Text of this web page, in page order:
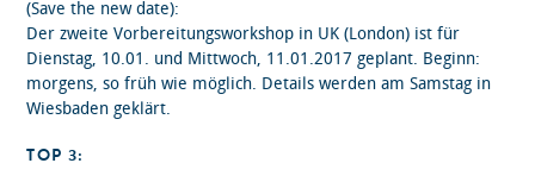
(Save the new date):
Der zweite Vorbereitungsworkshop in UK (London) ist für
Dienstag, 10.01. und Mittwoch, 11.01.2017 geplant. Beginn:
morgens, so früh wie möglich. Details werden am Samstag in
Wiesbaden geklärt.
TOP 3: